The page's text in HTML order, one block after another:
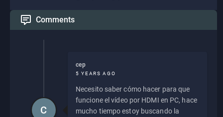
Comments
cep
5 YEARS AGO
Necesito saber cómo hacer para que
funcione el vídeo por HDMI en PC, hace
mucho tiempo estoy buscando la
C